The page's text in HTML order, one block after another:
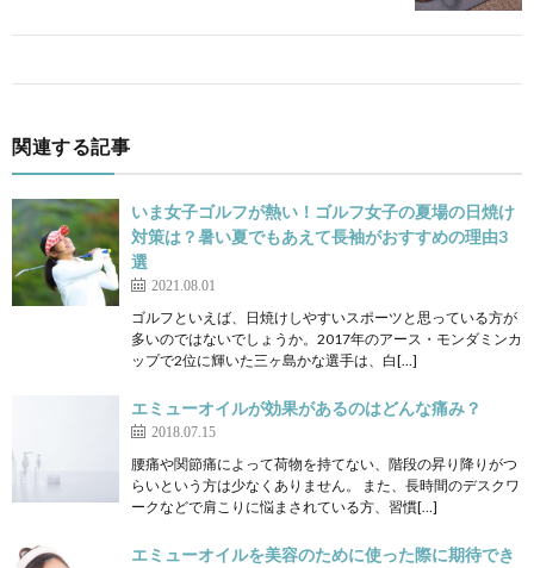
関連する記事
いま女子ゴルフが熱い！ゴルフ女子の夏場の日焼け
対策は？暑い夏でもあえて長袖がおすすめの理由3
選
2021.08.01
ゴルフといえば、日焼けしやすいスポーツと思っている方が
多いのではないでしょうか。2017年のアース・モンダミンカ
ップで2位に輝いた三ヶ島かな選手は、白[…]
エミューオイルが効果があるのはどんな痛み？
2018.07.15
腰痛や関節痛によって荷物を持てない、階段の昇り降りがつ
らいという方は少なくありません。 また、長時間のデスクワ
ークなどで肩こりに悩まされている方、習慣[…]
エミューオイルを美容のために使った際に期待でき